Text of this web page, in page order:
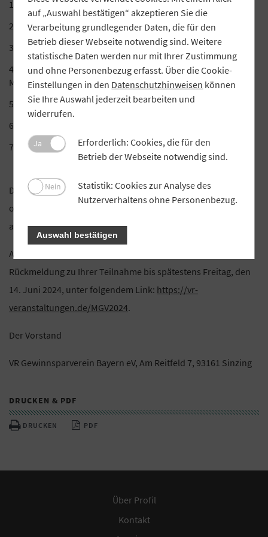
Rechenschafts- und Kassenbericht 2023
Entlastung des Vorstandes für 2023
Entlastung des Beirates für 2023
Änderung der Vereinssatzung in §8 Einladungen zur
Mitgliederversammlung und §10 Vorstand
Wahlen zum Vorstand
Verschiedenes – Wünsche und Anträge
Die Teilnehmer haben sich in der Mitgliederversammlung als
ordentliche Mitglieder des VR Gewinnsparvereins Bayern eV
auszuweisen (§5 der Satzung).
Aus organisatorischen Gründen bitten wir Sie um
Rückmeldung zu Ihrer Teilnahme bis spätestens Freitag, den
14. Juni 2024, unter folgendem Link: https://vr-
veranstaltungen.de/MGV2024.
Der Vorstand
VR Gewinnsparverein Bayern eV, Am Reitfeld 7, 93161 Sinzing
DRUCKEN & PDF
DRUCKEN PDF
Über Profil
Kontakt
auf „Auswahl bestätigen“ akzeptieren Sie die
Verarbeitung grundlegender Daten, die für den
Betrieb dieser Webseite notwendig sind. Weitere
statistische Daten werden nur mit Ihrer Zustimmung
und ohne Personenbezug erfasst. Über die Cookie-
Einstellungen in den Datenschutzhinweisen können
Sie Ihre Auswahl jederzeit bearbeiten und
widerrufen.
Ja
Erforderlich: Cookies, die für den
Betrieb der Webseite notwendig sind.
Nein
Statistik: Cookies zur Analyse des
Nutzerverhaltens ohne Personenbezug.
Auswahl bestätigen